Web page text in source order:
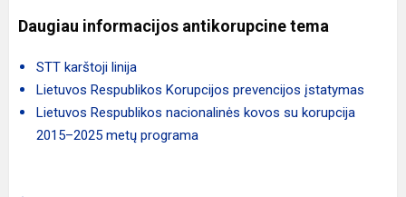
Daugiau informacijos antikorupcine tema
STT karštoji linija
Lietuvos Respublikos Korupcijos prevencijos įstatymas
Lietuvos Respublikos nacionalinės kovos su korupcija
2015–2025 metų programa